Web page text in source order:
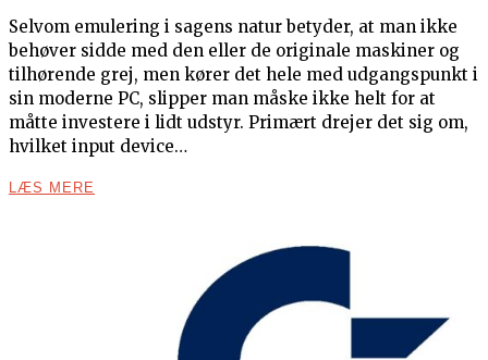
Selvom emulering i sagens natur betyder, at man ikke
behøver sidde med den eller de originale maskiner og
tilhørende grej, men kører det hele med udgangspunkt i
sin moderne PC, slipper man måske ikke helt for at
måtte investere i lidt udstyr. Primært drejer det sig om,
hvilket input device…
LÆS MERE